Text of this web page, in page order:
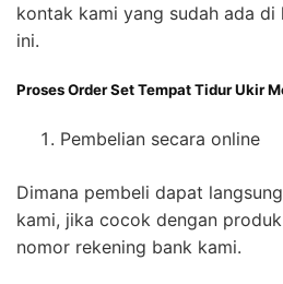
kontak kami yang sudah ada di
ini.
Proses Order Set Tempat Tidur Ukir
Pembelian secara online
Dimana pembeli dapat
kami, jika cocok dengan
nomor rekening bank kami.